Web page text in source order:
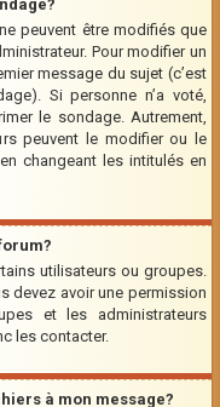
peuvent être modifiés que
Pour modifier un
message du sujet (c’est
Si personne n’a voté,
le sondage. Autrement,
peuvent le modifier ou le
changeant les intitulés en
utilisateurs ou groupes.
devez avoir une permission
et les administrateurs
les contacter.
à mon message?